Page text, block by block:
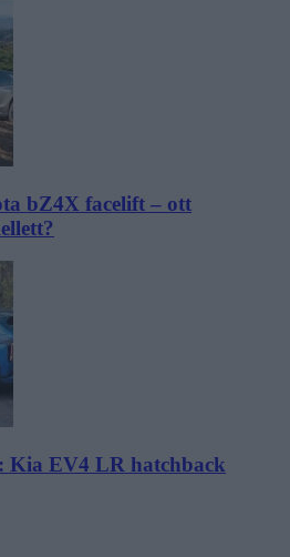
bZ4X facelift – ott
Kia EV4 LR hatchback